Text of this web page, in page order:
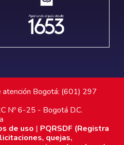
atención Bogotá: (601) 297
Nº 6-25 - Bogotá D.C.
de uso | PQRSDF (Registra
quejas,